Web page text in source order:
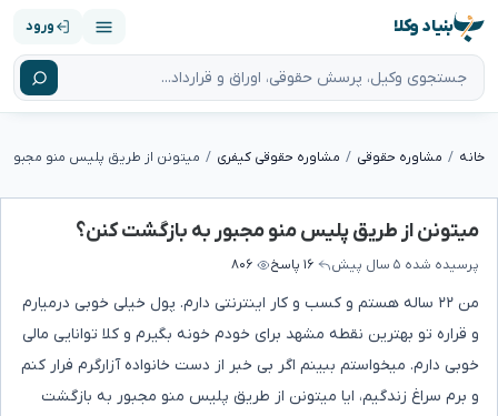
بنیاد وکلا ورود
خانه مشاوره حقوقی مشاوره حقوقی کیفری میتونن از طریق پلیس منو مجبور
میتونن از طریق پلیس منو مجبور به بازگشت کنن؟
پرسیده شده ۵ سال پیش ۱۶ پاسخ ۸۰۶
من ۲۲ ساله هستم و کسب و کار اینترنتی دارم. پول خیلی خوبی درمیارم
و قراره تو بهترین نقطه مشهد برای خودم خونه بگیرم و کلا توانایی مالی
خوبی دارم. میخواستم ببینم اگر بی خبر از دست خانواده آزارگرم فرار کنم
و برم سراغ زندگیم، ایا میتونن از طریق پلیس منو مجبور به بازگشت